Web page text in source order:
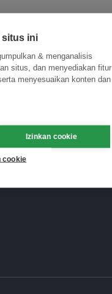
situs ini
& menganalisis
situs, dan menyediakan fitur
menyesuaikan konten dan
Izinkan cookie
cookie